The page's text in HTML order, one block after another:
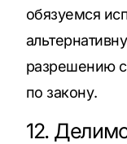
обязуемся
разрешению
по закону.
12.